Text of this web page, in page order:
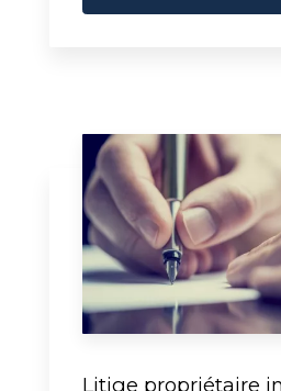
Litige propriétaire